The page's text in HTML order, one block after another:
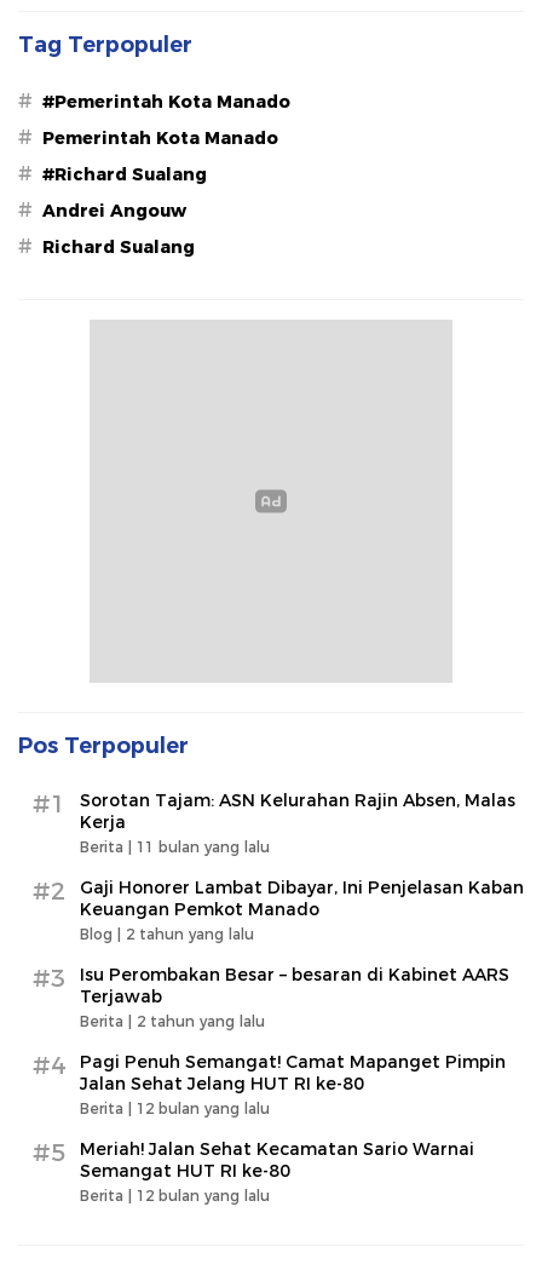
Tag Terpopuler
# #Pemerintah Kota Manado
# Pemerintah Kota Manado
# #Richard Sualang
# Andrei Angouw
# Richard Sualang
Pos Terpopuler
#1
Sorotan Tajam: ASN Kelurahan Rajin Absen, Malas
Kerja
Berita | 11 bulan yang lalu
#2
Gaji Honorer Lambat Dibayar, Ini Penjelasan Kaban
Keuangan Pemkot Manado
Blog | 2 tahun yang lalu
#3
Isu Perombakan Besar – besaran di Kabinet AARS
Terjawab
Berita | 2 tahun yang lalu
#4
Pagi Penuh Semangat! Camat Mapanget Pimpin
Jalan Sehat Jelang HUT RI ke-80
Berita | 12 bulan yang lalu
#5
Meriah! Jalan Sehat Kecamatan Sario Warnai
Semangat HUT RI ke-80
Berita | 12 bulan yang lalu